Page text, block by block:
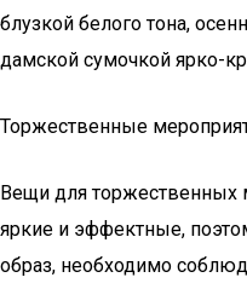
блузкой белого тона,
дамской сумочкой ярко-
Торжественные
Вещи для торжественных
яркие и эффектные,
образ, необходимо